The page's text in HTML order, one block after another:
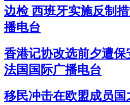
边检 西班牙实施反制
播电台
香港记协改选前夕遭
法国国际广播电台
移民冲击在欧盟成员